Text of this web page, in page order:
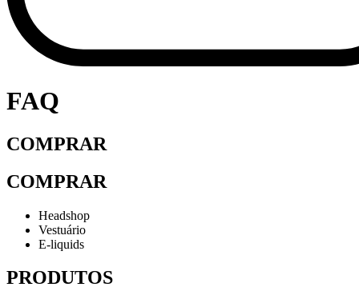
FAQ
COMPRAR
COMPRAR
Headshop
Vestuário
E-liquids
PRODUTOS